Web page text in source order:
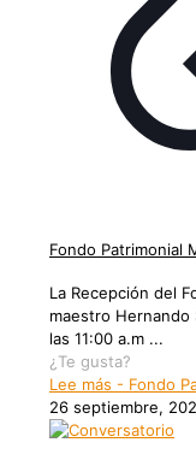
Fondo Patrimonial
La Recepción del
maestro Hernando
las 11:00 a.m ...
¿Te gusta?
Lee más - Fondo
26 septiembre,